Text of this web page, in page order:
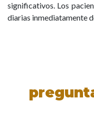
significativos. Los
diarias inmediatamente